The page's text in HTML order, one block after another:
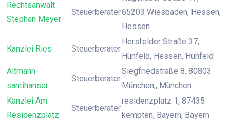
Rechtsanwalt
Stephan Meyer
Steuerberater65203 Wiesbaden, Hessen,
Hessen
Kanzlei Ries Steuerberater
Hersfelder Straße 37,
Hünfeld, Hessen, Hünfeld
Altmann-
santihanser
Steuerberater
Siegfriedstraße 8, 80803
München,, München
Kanzlei Am
Residenzplatz
Steuerberater
residenzplatz 1, 87435
kempten, Bayern, Bayern